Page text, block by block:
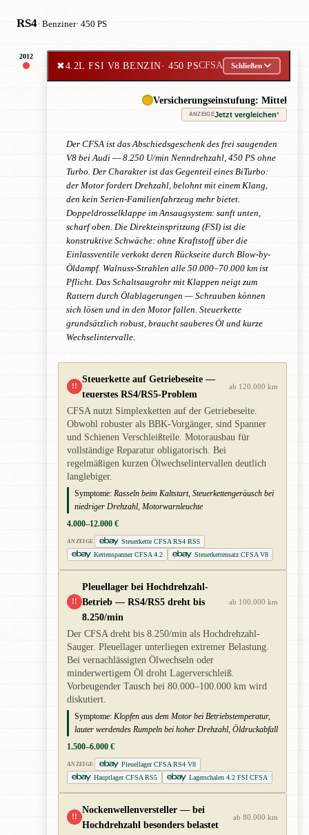
RS4· Benziner· 450 PS
2012
✖4.2L FSI V8 BENZIN· 450 PSCFSA Schließen
Versicherungseinstufung: Mittel
ANZEIGEJetzt vergleichen*
Der CFSA ist das Abschiedsgeschenk des frei saugenden
V8 bei Audi — 8.250 U/min Nenndrehzahl, 450 PS ohne
Turbo. Der Charakter ist das Gegenteil eines BiTurbo:
der Motor fordert Drehzahl, belohnt mit einem Klang,
den kein Serien-Familienfahrzeug mehr bietet.
Doppeldrosselklappe im Ansaugsystem: sanft unten,
scharf oben. Die Direkteinspritzung (FSI) ist die
konstruktive Schwäche: ohne Kraftstoff über die
Einlassventile verkokt deren Rückseite durch Blow-by-
Öldampf. Walnuss-Strahlen alle 50.000–70.000 km ist
Pflicht. Das Schaltsaugrohr mit Klappen neigt zum
Rattern durch Ölablagerungen — Schrauben können
sich lösen und in den Motor fallen. Steuerkette
grundsätzlich robust, braucht sauberes Öl und kurze
Wechselintervalle.
!!
Steuerkette auf Getriebeseite —
teuerstes RS4/RS5-Problem
ab 120.000 km
CFSA nutzt Simplexketten auf der Getriebeseite.
Obwohl robuster als BBK-Vorgänger, sind Spanner
und Schienen Verschleißteile. Motorausbau für
vollständige Reparatur obligatorisch. Bei
regelmäßigen kurzen Ölwechselintervallen deutlich
langlebiger.
Symptome: Rasseln beim Kaltstart, Steuerkettengeräusch bei
niedriger Drehzahl, Motorwarnleuchte
4.000–12.000 €
ANZEIGE
Steuerkette CFSA RS4 RS5
Kettenspanner CFSA 4.2
Steuerkettensatz CFSA V8
!!
Pleuellager bei Hochdrehzahl-
Betrieb — RS4/RS5 dreht bis
8.250/min
ab 100.000 km
Der CFSA dreht bis 8.250/min als Hochdrehzahl-
Sauger. Pleuellager unterliegen extremer Belastung.
Bei vernachlässigten Ölwechseln oder
minderwertigem Öl droht Lagerverschleiß.
Vorbeugender Tausch bei 80.000–100.000 km wird
diskutiert.
Symptome: Klopfen aus dem Motor bei Betriebstemperatur,
lauter werdendes Rumpeln bei hoher Drehzahl, Öldruckabfall
1.500–6.000 €
ANZEIGE
Pleuellager CFSA RS4 V8
Hauptlager CFSA RS5
Lagerschalen 4.2 FSI CFSA
!!
Nockenwellenversteller — bei
Hochdrehzahl besonders belastet
ab 80.000 km